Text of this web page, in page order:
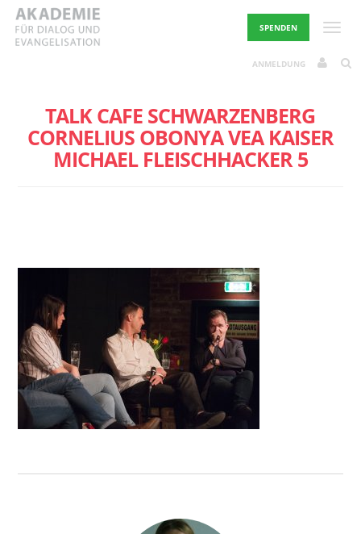
Skip
content
SPENDEN
ANMELDUNG
TALK CAFE SCHWARZENBERG
CORNELIUS OBONYA VEA KAISER
MICHAEL FLEISCHHACKER 5